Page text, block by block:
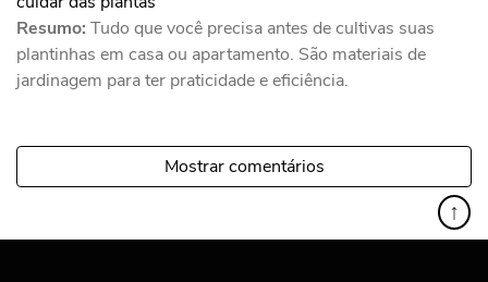
Resumo: Tudo que você precisa antes de cultivas suas
plantinhas em casa ou apartamento. São materiais de
jardinagem para ter praticidade e eficiência.
Mostrar comentários
↑